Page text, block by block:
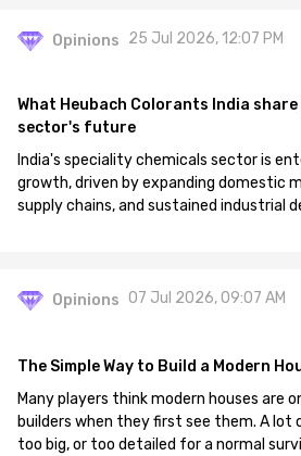
Opinions 25 Jul 2026, 12:07 PM
What Heubach Colorants India
sector's future
India's speciality chemicals sector is
growth, driven by expanding domestic
supply chains, and sustained industrial
Opinions 07 Jul 2026, 09:07 AM
The Simple Way to Build a Modern
Many players think modern houses are
builders when they first see them. A lot
too big, or too detailed for a normal